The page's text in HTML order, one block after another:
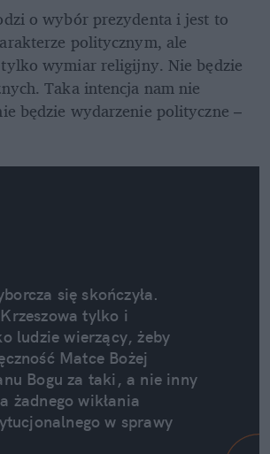
o wybór prezydenta i jest to
politycznym, ale
wymiar religijny. Nie będzie
Taka intencja nam nie
będzie wydarzenie polityczne –
się skończyła.
tylko i
ludzie wierzący, żeby
Matce Bożej
Bogu za taki, a nie inny
żadnego wikłania
w sprawy